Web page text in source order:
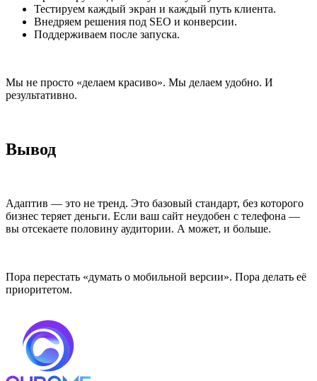
Тестируем каждый экран и каждый путь клиента.
Внедряем решения под SEO и конверсии.
Поддерживаем после запуска.
Мы не просто «делаем красиво». Мы делаем удобно. И
результативно.
Вывод
Адаптив — это не тренд. Это базовый стандарт, без которого
бизнес теряет деньги. Если ваш сайт неудобен с телефона —
вы отсекаете половину аудитории. А может, и больше.
Пора перестать «думать о мобильной версии». Пора делать её
приоритетом.